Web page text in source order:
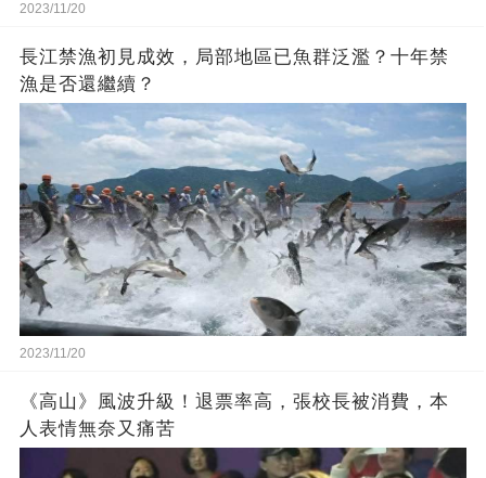
2023/11/20
長江禁漁初見成效，局部地區已魚群泛濫？十年禁
漁是否還繼續？
2023/11/20
《高山》風波升級！退票率高，張校長被消費，本
人表情無奈又痛苦